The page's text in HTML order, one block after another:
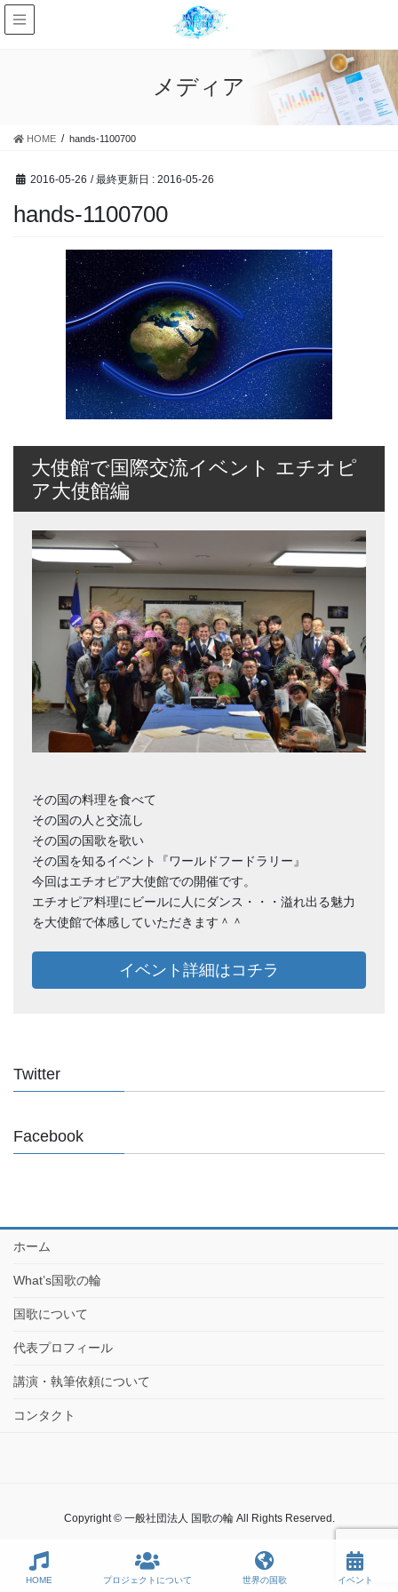
メディア
HOME hands-1100700
2016-05-26 / 最終更新日 : 2016-05-26
hands-1100700
大使館で国際交流イベント エチオピ
ア大使館編
その国の料理を食べて
その国の人と交流し
その国の国歌を歌い
その国を知るイベント『ワールドフードラリー』
今回はエチオピア大使館での開催です。
エチオピア料理にビールに人にダンス・・・溢れ出る魅力
を大使館で体感していただきます＾＾
イベント詳細はコチラ
Twitter
Facebook
ホーム
What’s国歌の輪
国歌について
代表プロフィール
講演・執筆依頼について
コンタクト
Copyright © 一般社団法人 国歌の輪 All Rights Reserved.
HOME プロジェクトについて 世界の国歌 イベント